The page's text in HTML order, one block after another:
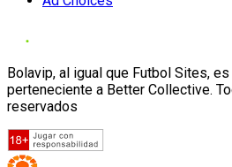
Bolavip, al igual que Futbol Sites,
perteneciente a Better Collective.
reservados